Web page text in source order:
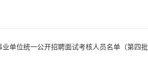
单位统一公开招聘面试考核人员名单（第四批